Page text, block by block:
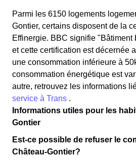
Parmi les 6150 logements
Gontier, certains disposent de la
Effinergie. BBC signifie "Bâtiment
et cette certification est décernée
une consommation inférieure à
consommation énergétique est
autre, retrouvez les informations
service à Trans .
Informations utiles pour les
Gontier
Est-ce possible de refuser le
Château-Gontier?